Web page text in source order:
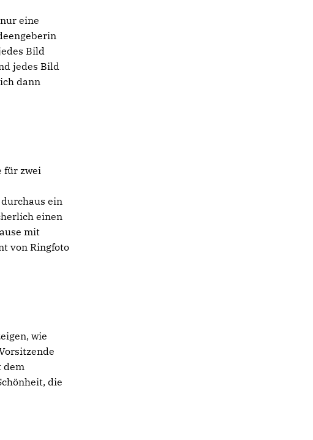
eine
Bild
jedes Bild
dann
für zwei
ein
einen
mit
von Ringfoto
wie
dem
die